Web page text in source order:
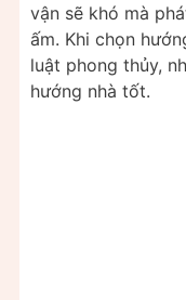
vận sẽ khó mà
ấm. Khi chọn
luật phong thủy,
hướng nhà tốt.